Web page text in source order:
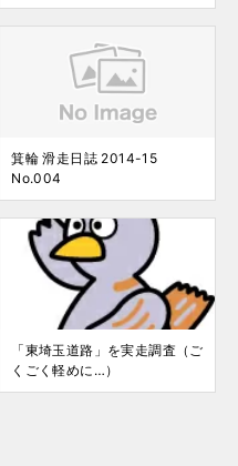
箕輪 滑走日誌 2014-15
No.004
「東埼玉道路」を実走調査（ご
くごく軽めに…）